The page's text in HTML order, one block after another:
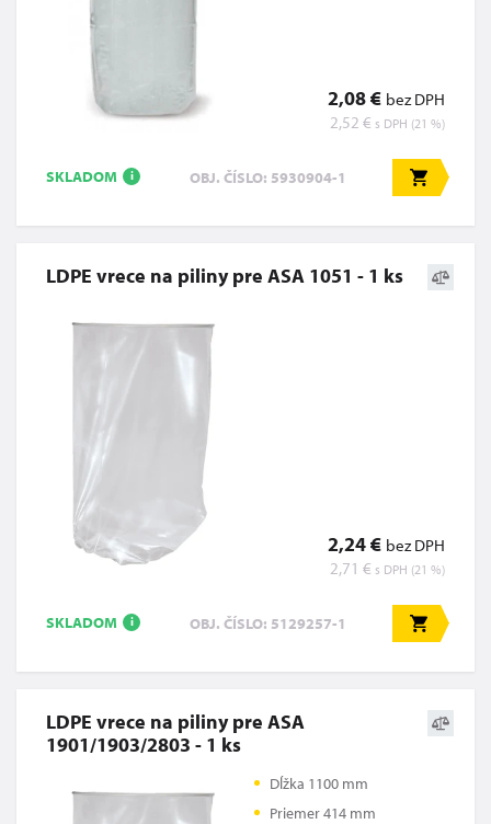
2,08 € bez DPH
2,52 € s DPH (21 %)
SKLADOM i OBJ. ČÍSLO: 5930904-1
LDPE vrece na piliny pre ASA 1051 - 1 ks
2,24 € bez DPH
2,71 € s DPH (21 %)
SKLADOM i OBJ. ČÍSLO: 5129257-1
LDPE vrece na piliny pre ASA
1901/1903/2803 - 1 ks
Dĺžka 1100 mm
Priemer 414 mm